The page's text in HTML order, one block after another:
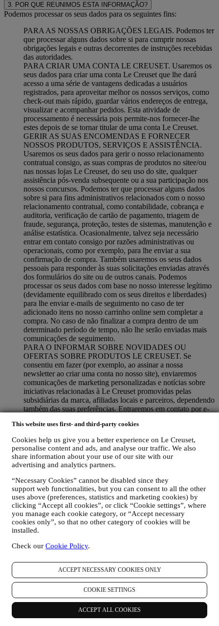
This website uses first- and third-party cookies
Cookies help us give you a better experience on Le Creuset,
personalise content and ads, and analyse our traffic. We also
share information about your use of our site with our
advertising and analytics partners.
“Necessary Cookies” cannot be disabled since they
support web functionalities, but you can consent to all the other
uses above (preferences, statistics and marketing cookies) by
clicking “Accept all cookies”, or click “Cookie settings”, where
you manage each cookie category, or “Accept necessary
cookies only”, so that no other category of cookies will be
installed.
Check our Cookie Policy.
ACCEPT NECESSARY COOKIES ONLY
COOKIE SETTINGS
ACCEPT ALL COOKIES
3. POR QUE REUNIMOS ESTA INFORMAÇÃO?
Podemos processar os seus dados para os seguintes fins:
PARA AS NOSSAS OBRIGAÇÕES LEGAIS. Podemos ter
que processar alguns dados sobre si para cumprir nossas
obrigações legais e outras decorrentes de instruções recebidas
das autoridades.
PARA CRIAR UMA CONTA LE CREUSET. Usaremos os
seus dados para criar uma conta Le Creuset que lhe dará
acesso a uma série de vantagens dedicadas a usuários
registrados, para aproveitar melhor os nossos serviços, como
check-out mais rápido, guardar vários endereços de entrega,
visualizar e acompanhar pedidos. Esta atividade de
processamento é necessária pois permite-nos fornecer-lhe
estes depois de se tornar titular de uma conta Le Creuset.
GERIR AS SUAS ENCOMENDAS E FORNECER
NOSSOS PRODUTOS, SERVIÇOS E ASSISTÊNCIA.
Usaremos os seus dados para gerir o nosso relacionamento
contratual consigo, as suas compras de produtos no sitee/ou
nas nossas lojas Le Creuset, do seu uso do site, qualquer
assistência pós-venda subsequente ou a sua participação nos
nossos concursos. Podemos ter que processar alguns dados
sobre si para fins administrativos relacionados com o nosso
relacionamento contratual, como contabilidade, cobrança e
auditoria, verificação de cartão de pagamento, triagem de
fraude, segurança, proteção, testes de sistemas, manutenção e
análise estatística. Ocasionalmente, talvez seja necessário
entrar em contato consigo por razões administrativas ou
operacionais, como por exemplo, para lhe enviar a sua
confirmação de compra. Também usaremos os seus dados
pessoais para responder às suas solicitações enviadas através
dos formulários do site ou de outros canais. Podemos
processar os seus dados com base no nosso interesse legítimo
(devidamente equilibrado com os seus direitos e liberdades)
para lhe enviar e-mails de seguimento no caso de ter
adicionado itens no nosso carrinho online sem completar a
compra. No caso de não finalizar a compra dentro de um
determinado período de tempo, não lhe serão enviadas mais
comunicações de seguimento.
PARA O INFORMAR SOBRE NOVIDADES OU
OFERTAS SOBRE PRODUTOS LE CREUSET. Se
consentiu em fazer (por exemplo, ao assinar a nossa
newsletter ao criar uma conta no nosso site), enviaremos
comunicações de marketing personalizadas e notícias sobre
iniciativas relacionadas à Le Creuset promovidas pelas
subsidiárias da marca, afiliadas locais e parceiros, dependendo
também das suas preferências. Entraremos em contato por e-
automatizados. Essas comunicações estarão relacionadas com
os produtos Le Creuset ou novas aberturas de lojas, eventos
exclusivos, concursos, pesquisas, demonstrações organizadas
pela Le Creuset ou ofertas especiais. Estas comunicações
podem ser selecionadas ou personalizadas para si com base
nos detalhes que possuímos sobre si, como a sua localização,
histórico de compras ou preferências dos nossos produtos.
Usaremos os seus dados para entender melhor os seus
interesses. Isso permite-nos personalizar as nossas
comunicações para torná-las mais relevantes e interessantes.
Não haverá outros efeitos. Também reunimos estatísticas
sobre a abertura de e-mails e cliques usando tecnologias
padrão do setor (incluindo pixels de rastreamento em e-mail)
processamento é baseado no seu consentimento em receber
de inscrição pode ser exercida nos pontos em que as
informações pessoais são coletadas, marcando a caixa de
seleção. Desativar: você pode parar de receber nossas
atualizações a qualquer momento, gratuitamente, clicando no
botão de cancelamento de inscrição no final de qualquer
newsletter. Se preferir, pode fazê-lo entrando em contato
connosco através deprivacy@lecreuset.com.